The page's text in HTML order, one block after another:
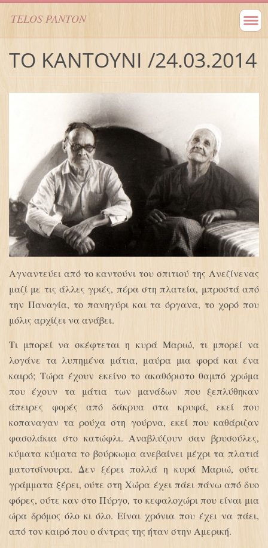
TELOS PANTON
TO KANTOYNI /24.03.2014
Αγναντεύει από το καντούνι του σπιτιού της Ανεζίνενας
μαζί με τις άλλες γριές, πέρα στη πλατεία, μπροστά από
την Παναγία, το πανηγύρι και τα όργανα, το χορό που
μόλις αρχίζει να ανάβει.
Τι μπορεί να σκέφτεται η κυρά Μαριώ, τι μπορεί να
λογάνε τα λυπημένα μάτια, μαύρα μια φορά και ένα
καιρό; Τώρα έχουν εκείνο το ακαθόριστο θαμπό χρώμα
που έχουν τα μάτια των μανάδων που ξεπλύθηκαν
άπειρες φορές από δάκρυα στα κρυφά, εκεί που
κοπαναγαν τα ρούχα στη γούρνα, εκεί που καθάριζαν
φασολάκια στο κατώφλι. Αναβλύζουν σαν βρυσούλες,
κύματα κύματα το βούρκωμα ανεβαίνει μέχρι τα πλατιά
ματοτσίνουρα. Δεν ξέρει πολλά η κυρά Μαριώ, ούτε
γράμματα ξέρει, ούτε στη Χώρα έχει πάει πάνω από δυο
φόρες, ούτε καν στο Πύργο, το κεφαλοχώρι που είναι μια
ώρα δρόμος όλο κι όλο. Είναι χρόνια που έχει να πάει,
από τον καιρό που ο άντρας της ήταν στην Αμερική.